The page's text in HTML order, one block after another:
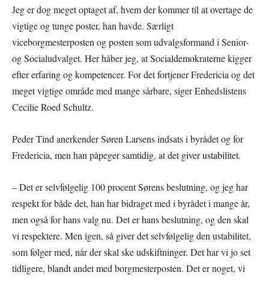
Jeg er dog meget optaget af, hvem der kommer til at overtage de
vigtige og tunge poster, han havde. Særligt
viceborgmesterposten og posten som udvalgsformand i Senior-
og Socialudvalget. Her håber jeg, at Socialdemokraterne kigger
efter erfaring og kompetencer. For det fortjener Fredericia og det
meget vigtige område med mange sårbare, siger Enhedslistens
Cecilie Roed Schultz.
Peder Tind anerkender Søren Larsens indsats i byrådet og for
Fredericia, men han påpeger samtidig, at det giver ustabilitet.
– Det er selvfølgelig 100 procent Sørens beslutning, og jeg har
respekt for både det, han har bidraget med i byrådet i mange år,
men også for hans valg nu. Det er hans beslutning, og den skal
vi respektere. Men igen, så giver det selvfølgelig den ustabilitet,
som følger med, når der skal ske udskiftninger. Det har vi jo set
tidligere, blandt andet med borgmesterposten. Det er noget, vi